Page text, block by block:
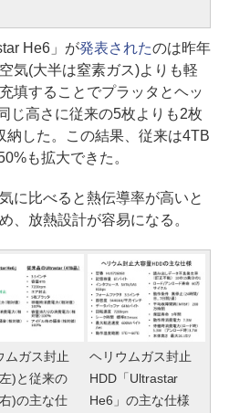
He6」が発表されたのは昨年
気(大半は窒素ガス)よりも軽
填することでプラッタとヘッ
じ高さに従来の5枚よりも2枚
納した。この結果、従来は4TB
も拡大できた。
に比べると熱伝導率が高いと
、放熱設計が容易になる。
ムガス封止
)と従来の
)の主な仕
ヘリウムガス封止
HDD「Ultrastar
He6」の主な仕様